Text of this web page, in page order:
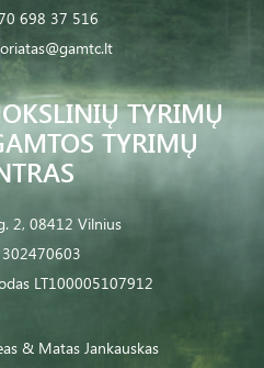
TYRIMŲ
TYRIMŲ
2, 08412 Vilnius
302470603
LT100005107912
698 37 516
& Matas Jankauskas